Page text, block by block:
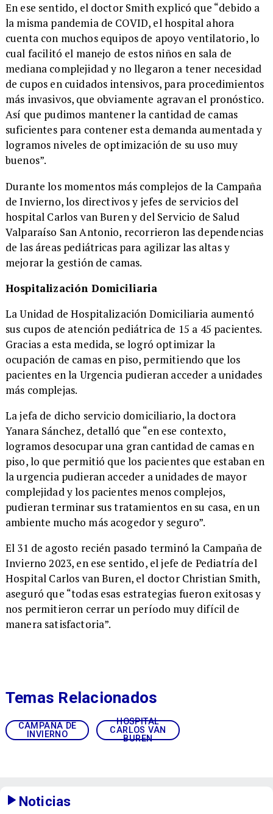
En ese sentido, el doctor Smith explicó que “debido a
la misma pandemia de COVID, el hospital ahora
cuenta con muchos equipos de apoyo ventilatorio, lo
cual facilitó el manejo de estos niños en sala de
mediana complejidad y no llegaron a tener necesidad
de cupos en cuidados intensivos, para procedimientos
más invasivos, que obviamente agravan el pronóstico.
Así que pudimos mantener la cantidad de camas
suficientes para contener esta demanda aumentada y
logramos niveles de optimización de su uso muy
buenos”.
Durante los momentos más complejos de la Campaña
de Invierno, los directivos y jefes de servicios del
hospital Carlos van Buren y del Servicio de Salud
Valparaíso San Antonio, recorrieron las dependencias
de las áreas pediátricas para agilizar las altas y
mejorar la gestión de camas.
​Hospitalización Domiciliaria
La Unidad de Hospitalización Domiciliaria aumentó
sus cupos de atención pediátrica de 15 a 45 pacientes.
Gracias a esta medida, se logró optimizar la
ocupación de camas en piso, permitiendo que los
pacientes en la Urgencia pudieran acceder a unidades
más complejas.
La jefa de dicho servicio domiciliario, la doctora
Yanara Sánchez, detalló que “en ese contexto,
logramos desocupar una gran cantidad de camas en
piso, lo que permitió que los pacientes que estaban en
la urgencia pudieran acceder a unidades de mayor
complejidad y los pacientes menos complejos,
pudieran terminar sus tratamientos en su casa, en un
ambiente mucho más acogedor y seguro”.
El 31 de agosto recién pasado terminó la Campaña de
Invierno 2023, en ese sentido, el jefe de Pediatría del
Hospital Carlos van Buren, el doctor Christian Smith,
aseguró que “todas esas estrategias fueron exitosas y
nos permitieron cerrar un período muy difícil de
manera satisfactoria”.
CAMPAÑA DE
INVIERNO
HOSPITAL
CARLOS VAN
BUREN
Temas Relacionados
Noticias